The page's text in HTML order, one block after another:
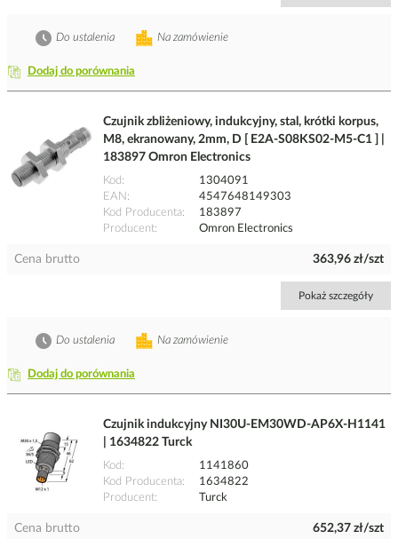
Dodaj do porównania
Na zamówienie
Do ustalenia
Czujnik zbliżeniowy, indukcyjny, stal, krótki korpus,
M8, ekranowany, 2mm, D [ E2A-S08KS02-M5-C1 ] |
183897 Omron Electronics
Kod
1304091
EAN
4547648149303
Kod Producenta
183897
Producent
Omron Electronics
Cena brutto 363,96 zł/szt
Pokaż szczegóły
Dodaj do porównania
Na zamówienie
Do ustalenia
Czujnik indukcyjny NI30U-EM30WD-AP6X-H1141
| 1634822 Turck
Kod
1141860
Kod Producenta
1634822
Producent
Turck
Cena brutto 652,37 zł/szt